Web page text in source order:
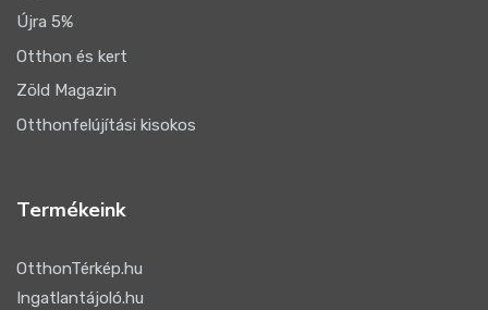
Újra 5%
Otthon és kert
Zöld Magazin
Otthonfelújítási kisokos
Termékeink
OtthonTérkép.hu
Ingatlantájoló.hu